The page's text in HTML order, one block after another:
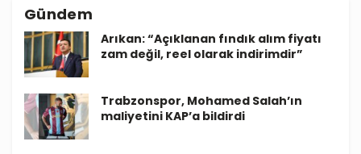
Gündem
Arıkan: “Açıklanan fındık alım fiyatı
zam değil, reel olarak indirimdir”
Trabzonspor, Mohamed Salah’ın
maliyetini KAP’a bildirdi